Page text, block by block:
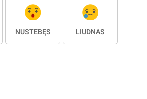
NUSTEBĘS LIŪDNAS